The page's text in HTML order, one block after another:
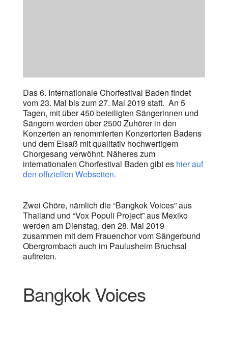
Das 6. Internationale Chorfestival Baden findet
vom 23. Mai bis zum 27. Mai 2019 statt. An 5
Tagen, mit über 450 beteiligten Sängerinnen und
Sängern werden über 2500 Zuhörer in den
Konzerten an renommierten Konzertorten Badens
und dem Elsaß mit qualitativ hochwertigem
Chorgesang verwöhnt. Näheres zum
internationalen Chorfestival Baden gibt es hier auf
den offiziellen Webseiten.
Zwei Chöre, nämlich die “Bangkok Voices” aus
Thailand und “Vox Populi Project” aus Mexiko
werden am Dienstag, den 28. Mai 2019
zusammen mit dem Frauenchor vom Sängerbund
Obergrombach auch im Paulusheim Bruchsal
auftreten.
Bangkok Voices